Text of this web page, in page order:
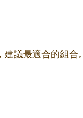
議最適合的組合。